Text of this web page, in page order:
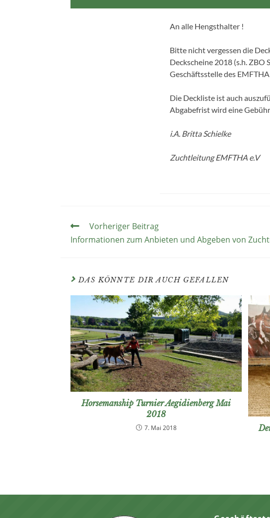
An alle Hengsthalter !
Bitte nicht vergessen die
Deckscheine 2018 (s.h. ZBO
Geschäftsstelle des EMFTHA
Die Deckliste ist auch
Abgabefrist wird eine
i.A. Britta Schielke
Zuchtleitung EMFTHA e.V
Vorheriger Beitrag
Informationen zum Anbieten und Abgeben von
DAS KÖNNTE DIR AUCH GEFALLEN
Horsemanship Turnier Aegidienberg Mai
2018
7. Mai 2018